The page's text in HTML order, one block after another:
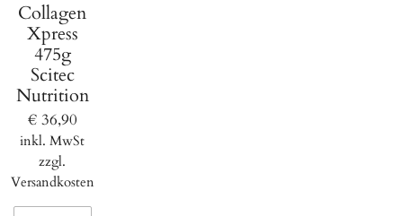
Collagen
Xpress
475g
Scitec
Nutrition
€ 36,90
inkl. MwSt
zzgl.
Versandkosten